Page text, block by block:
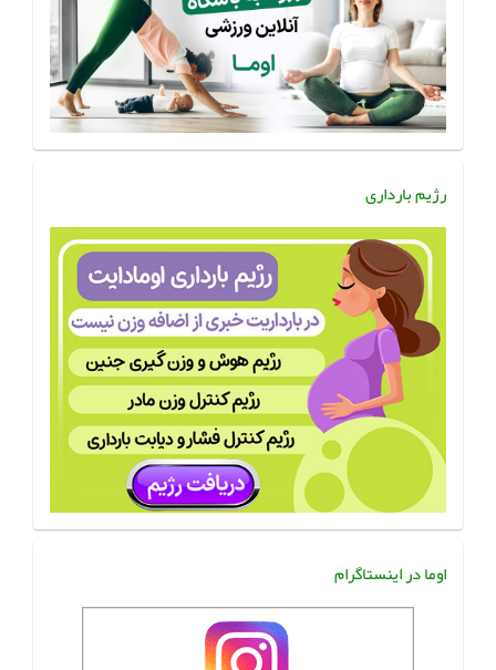
رژیم بارداری
اوما در اینستاگرام